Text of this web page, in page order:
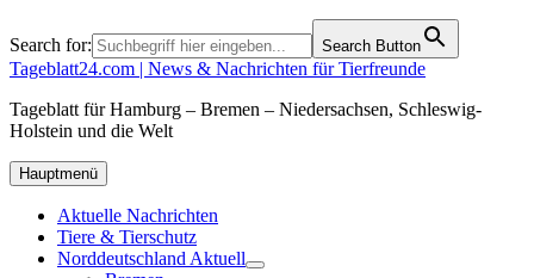
Search for: Search Button
Tageblatt24.com | News & Nachrichten für Tierfreunde
Tageblatt für Hamburg – Bremen – Niedersachsen, Schleswig-
Holstein und die Welt
Hauptmenü
Aktuelle Nachrichten
Tiere & Tierschutz
Norddeutschland Aktuell